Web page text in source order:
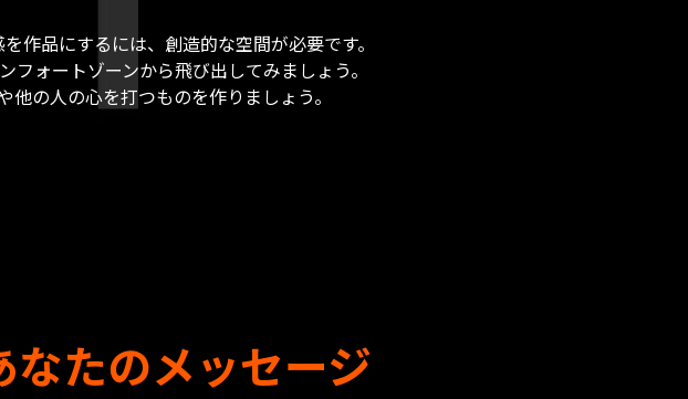
作品にするには、創造的な空間が必要です。
ォートゾーンから飛び出してみましょう。
の人の心を打つものを作りましょう。
なたのメッセージ